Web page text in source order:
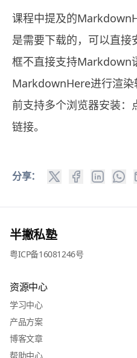
课程中提及的
是需要下载的，可以直
框不直接支持Markdown
MarkdownHere进行渲
前支持多个浏览器安装：
链接。
分享：
半撇私塾
粤ICP备16081246号
资源中心
学习中心
产品方案
博客文章
帮助中心